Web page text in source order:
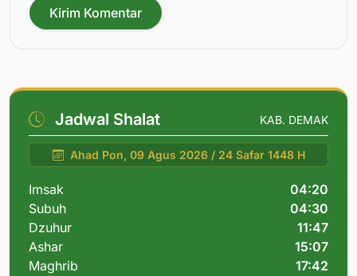
Kirim Komentar
Jadwal Shalat KAB. DEMAK
Ahad Pon, 09 Agus 2026 / 24 Safar 1448 H
Imsak
04:20
Subuh
04:30
Dzuhur
11:47
Ashar
15:07
Maghrib
17:42